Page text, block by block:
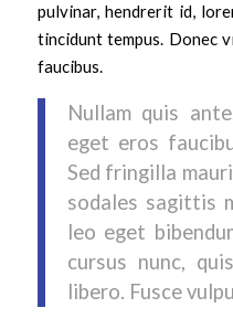
pulvinar, hendrerit id,
tincidunt tempus. Donec
faucibus.
Nullam quis
eget eros
Sed fringilla
sodales sagittis
leo eget
cursus nunc,
libero. Fusce